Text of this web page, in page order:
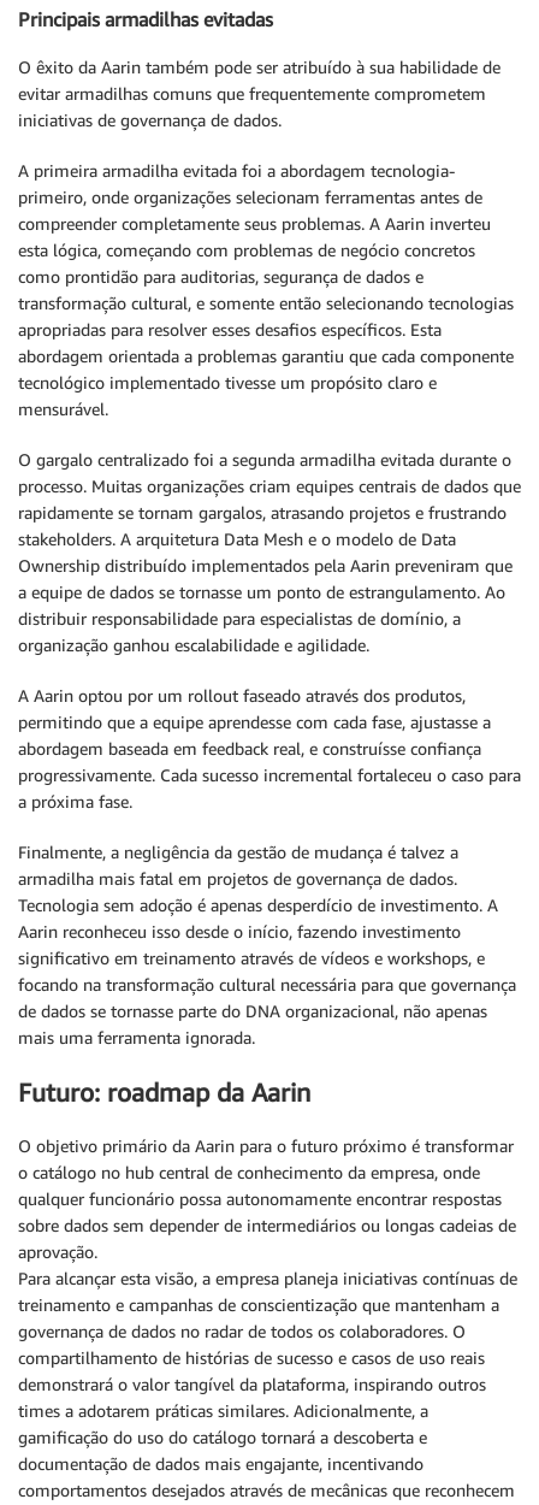
Principais armadilhas evitadas
O êxito da Aarin também pode ser atribuído à sua habilidade de
evitar armadilhas comuns que frequentemente comprometem
iniciativas de governança de dados.
A primeira armadilha evitada foi a abordagem tecnologia-
primeiro, onde organizações selecionam ferramentas antes de
compreender completamente seus problemas. A Aarin inverteu
esta lógica, começando com problemas de negócio concretos
como prontidão para auditorias, segurança de dados e
transformação cultural, e somente então selecionando tecnologias
apropriadas para resolver esses desafios específicos. Esta
abordagem orientada a problemas garantiu que cada componente
tecnológico implementado tivesse um propósito claro e
mensurável.
O gargalo centralizado foi a segunda armadilha evitada durante o
processo. Muitas organizações criam equipes centrais de dados que
rapidamente se tornam gargalos, atrasando projetos e frustrando
stakeholders. A arquitetura Data Mesh e o modelo de Data
Ownership distribuído implementados pela Aarin preveniram que
a equipe de dados se tornasse um ponto de estrangulamento. Ao
distribuir responsabilidade para especialistas de domínio, a
organização ganhou escalabilidade e agilidade.
A Aarin optou por um rollout faseado através dos produtos,
permitindo que a equipe aprendesse com cada fase, ajustasse a
abordagem baseada em feedback real, e construísse confiança
progressivamente. Cada sucesso incremental fortaleceu o caso para
a próxima fase.
Finalmente, a negligência da gestão de mudança é talvez a
armadilha mais fatal em projetos de governança de dados.
Tecnologia sem adoção é apenas desperdício de investimento. A
Aarin reconheceu isso desde o início, fazendo investimento
significativo em treinamento através de vídeos e workshops, e
focando na transformação cultural necessária para que governança
de dados se tornasse parte do DNA organizacional, não apenas
mais uma ferramenta ignorada.
Futuro: roadmap da Aarin
O objetivo primário da Aarin para o futuro próximo é transformar
o catálogo no hub central de conhecimento da empresa, onde
qualquer funcionário possa autonomamente encontrar respostas
sobre dados sem depender de intermediários ou longas cadeias de
aprovação.
Para alcançar esta visão, a empresa planeja iniciativas contínuas de
treinamento e campanhas de conscientização que mantenham a
governança de dados no radar de todos os colaboradores. O
compartilhamento de histórias de sucesso e casos de uso reais
demonstrará o valor tangível da plataforma, inspirando outros
times a adotarem práticas similares. Adicionalmente, a
gamificação do uso do catálogo tornará a descoberta e
documentação de dados mais engajante, incentivando
comportamentos desejados através de mecânicas que reconhecem